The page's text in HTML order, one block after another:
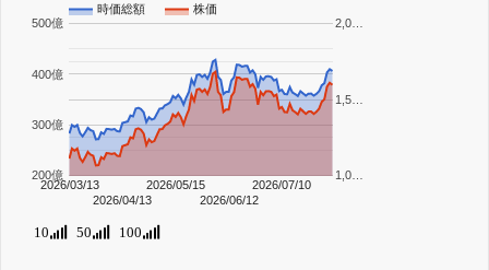
時価総額 株価
2026/03/13
2026/04/13
2026/05/15
2026/06/12
2026/07/10
200億
300億
400億
500億
1,0…
1,5…
2,0…
10 50 100